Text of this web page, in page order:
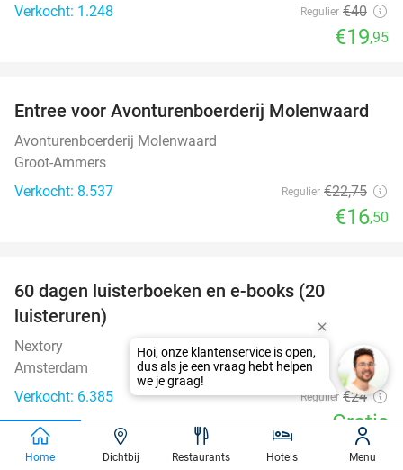
Verkocht: 1.248
Regulier €40
€19,95
27%
Entree voor Avonturenboerderij Molenwaard
Avonturenboerderij Molenwaard
Groot-Ammers
Verkocht: 8.537
Regulier €22,75
€16,50
60 dagen luisterboeken en e-books (20
luisteruren)
Nextory
Amsterdam
Verkocht: 6.385
Regulier €24
Gratis
favorite_border
Home Dichtbij Restaurants Hotels Menu
Hoi, onze klantenservice is open,
dus als je een vraag hebt helpen
we je graag!